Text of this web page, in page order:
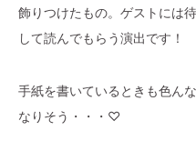
飾りつけたもの。ゲストには
して読んでもらう演出です！
手紙を書いているときも色ん
なりそう・・・♡